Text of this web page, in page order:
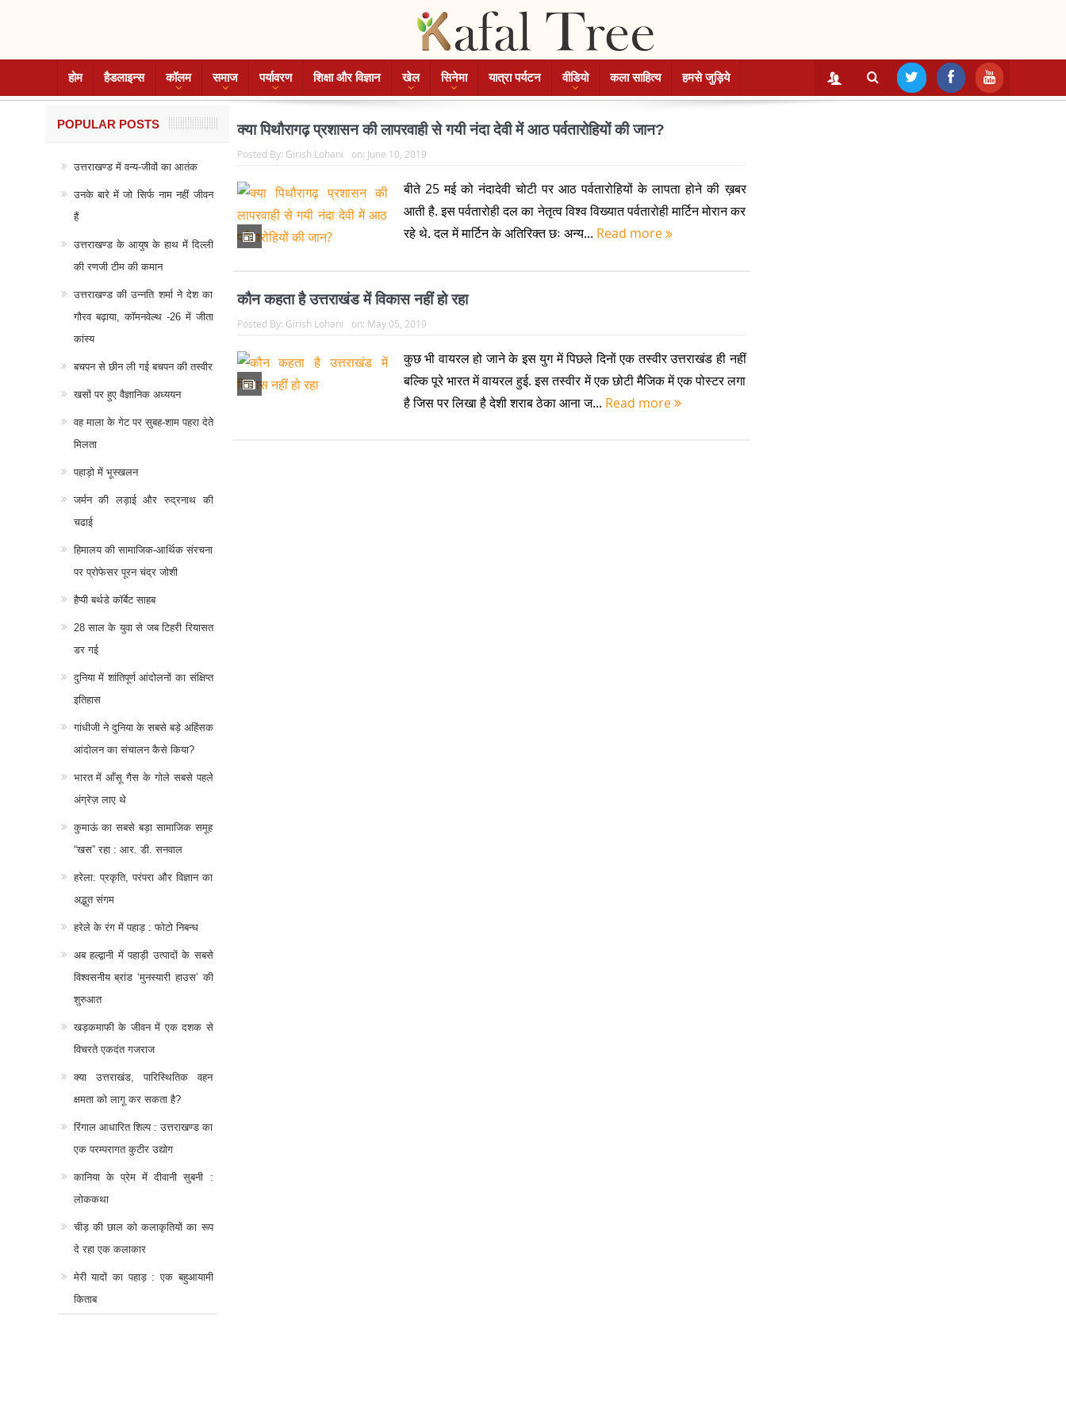
होम हैडलाइन्स कॉलम समाज पर्यावरण शिक्षा और विज्ञान खेल सिनेमा यात्रा पर्यटन वीडियो कला साहित्य हमसे जुड़िये
क्या पिथौरागढ़ प्रशासन की लापरवाही से गयी नंदा देवी में आठ पर्वतारोहियों की जान?
Posted By: Girish Lohani on: June 10, 2019
बीते 25 मई को नंदादेवी चोटी पर आठ पर्वतारोहियों के लापता होने की ख़बर
आती है. इस पर्वतारोही दल का नेतृत्व विश्व विख्यात पर्वतारोही मार्टिन मोरान कर
रहे थे. दल में मार्टिन के अतिरिक्त छः अन्य... Read more
कौन कहता है उत्तराखंड में विकास नहीं हो रहा
Posted By: Girish Lohani on: May 05, 2019
कुछ भी वायरल हो जाने के इस युग में पिछले दिनों एक तस्वीर उत्तराखंड ही नहीं
बल्कि पूरे भारत में वायरल हुई. इस तस्वीर में एक छोटी मैजिक में एक पोस्टर लगा
है जिस पर लिखा है देशी शराब ठेका आना ज... Read more
POPULAR POSTS
उत्तराखण्ड में वन्य-जीवों का आतंक
उनके बारे में जो सिर्फ नाम नहीं जीवन
हैं
उत्तराखण्ड के आयुष के हाथ में दिल्ली
की रणजी टीम की कमान
उत्तराखण्ड की उन्नति शर्मा ने देश का
गौरव बढ़ाया, कॉमनवेल्थ -26 में जीता
कांस्य
बचपन से छीन ली गई बचपन की तस्वीर
खसों पर हुए वैज्ञानिक अध्ययन
वह माला के गेट पर सुबह-शाम पहरा देते
मिलता
पहाड़ो में भूस्खलन
जर्मन की लड़ाई और रुद्रनाथ की
चढाई
हिमालय की सामाजिक-आर्थिक संरचना
पर प्रोफेसर पूरन चंद्र जोशी
हैप्पी बर्थडे कॉर्बेट साहब
28 साल के युवा से जब टिहरी रियासत
डर गई
दुनिया में शांतिपूर्ण आंदोलनों का संक्षिप्त
इतिहास
गांधीजी ने दुनिया के सबसे बड़े अहिंसक
आंदोलन का संचालन कैसे किया?
भारत में आँसू गैस के गोले सबसे पहले
अंग्रेज़ लाए थे
कुमाऊं का सबसे बड़ा सामाजिक समूह
“खस” रहा : आर. डी. सनवाल
हरेला: प्रकृति, परंपरा और विज्ञान का
अद्भुत संगम
हरेले के रंग में पहाड़ : फोटो निबन्ध
अब हल्द्वानी में पहाड़ी उत्पादों के सबसे
विश्वसनीय ब्रांड ‘मुनस्यारी हाउस’ की
शुरुआत
खड़कमाफी के जीवन में एक दशक से
विचरते एकदंत गजराज
क्या उत्तराखंड, पारिस्थितिक वहन
क्षमता को लागू कर सकता है?
रिंगाल आधारित शिल्प : उत्तराखण्ड का
एक परम्परागत कुटीर उद्योग
कानिया के प्रेम में दीवानी सुबनी :
लोककथा
चीड़ की छाल को कलाकृतियों का रूप
दे रहा एक कलाकार
मेरी यादों का पहाड़ : एक बहुआयामी
किताब